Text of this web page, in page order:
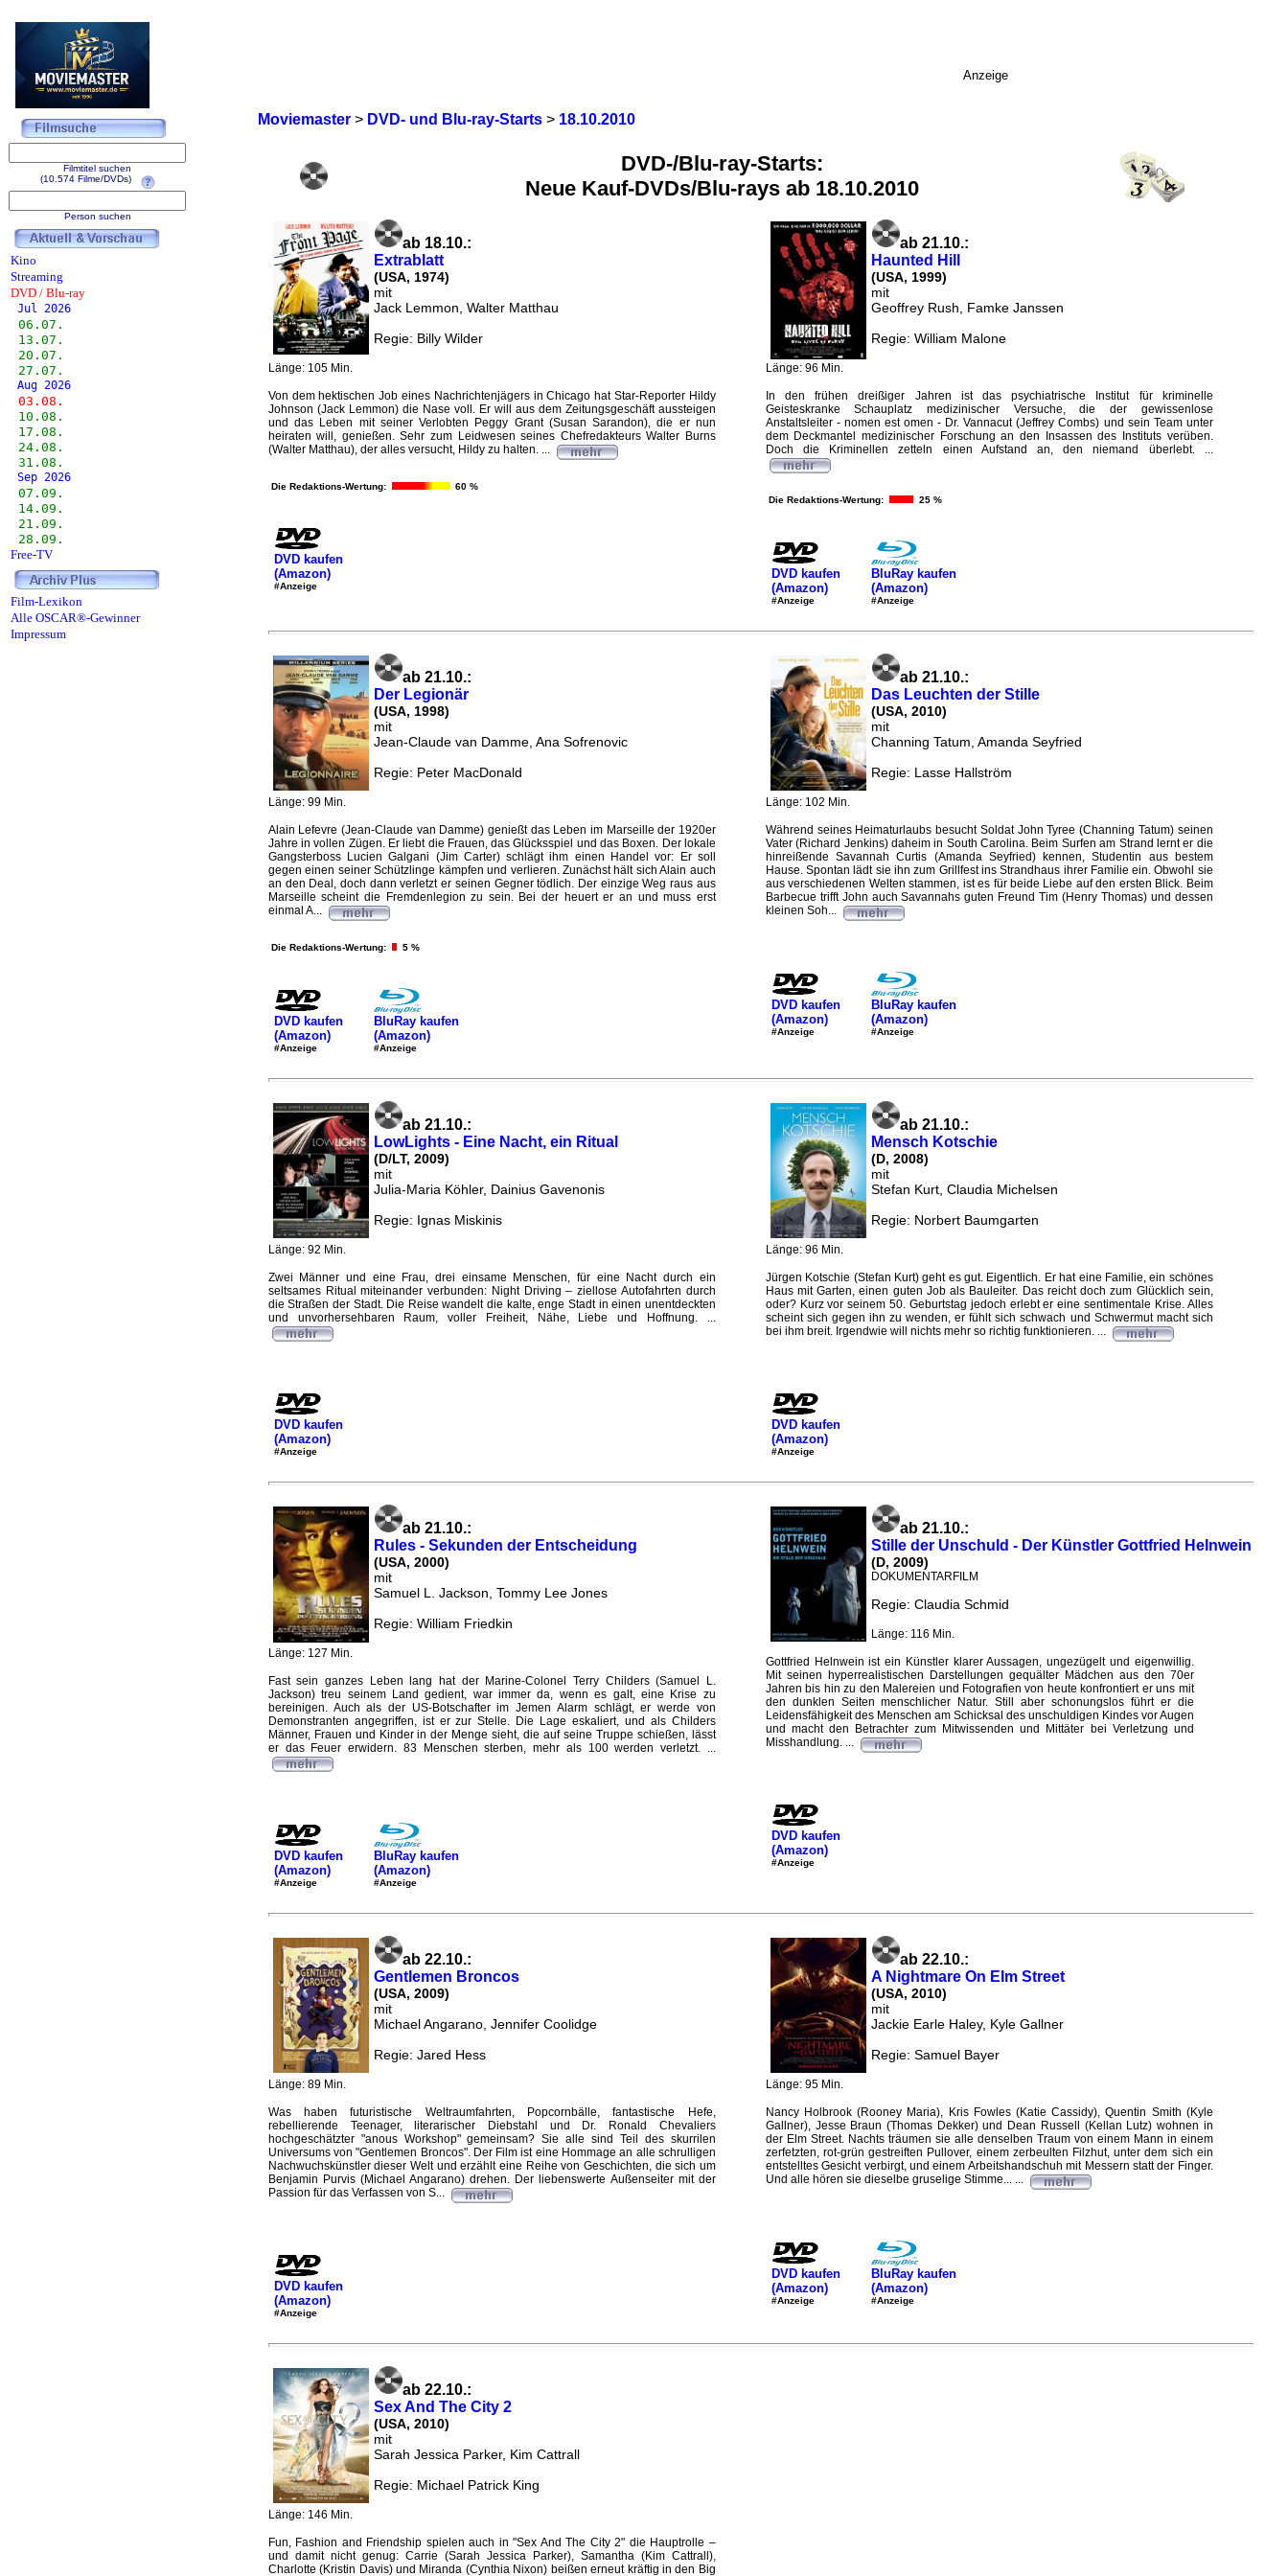
Moviemaster> DVD- und Blu-ray-Starts> 18.10.2010
DVD-/Blu-ray-Starts:
Neue Kauf-DVDs/Blu-rays ab 18.10.2010
ab 18.10.:
Extrablatt
(USA, 1974)
mit
Jack Lemmon, Walter Matthau
Regie: Billy Wilder
Länge: 105 Min.
Von dem hektischen Job eines Nachrichtenjägers in Chicago hat Star-Reporter Hildy
Johnson (Jack Lemmon) die Nase voll. Er will aus dem Zeitungsgeschäft aussteigen
und das Leben mit seiner Verlobten Peggy Grant (Susan Sarandon), die er nun
heiraten will, genießen. Sehr zum Leidwesen seines Chefredakteurs Walter Burns
(Walter Matthau), der alles versucht, Hildy zu halten. ...
Die Redaktions-Wertung: 60 %
DVD kaufen
(Amazon)
#Anzeige
ab 21.10.:
Haunted Hill
(USA, 1999)
mit
Geoffrey Rush, Famke Janssen
Regie: William Malone
Länge: 96 Min.
In den frühen dreißiger Jahren ist das psychiatrische Institut für kriminelle
Geisteskranke Schauplatz medizinischer Versuche, die der gewissenlose
Anstaltsleiter - nomen est omen - Dr. Vannacut (Jeffrey Combs) und sein Team unter
dem Deckmantel medizinischer Forschung an den Insassen des Instituts verüben.
Doch die Kriminellen zetteln einen Aufstand an, den niemand überlebt. ...
Die Redaktions-Wertung: 25 %
DVD kaufen
(Amazon)
#Anzeige
BluRay kaufen
(Amazon)
#Anzeige
ab 21.10.:
Der Legionär
(USA, 1998)
mit
Jean-Claude van Damme, Ana Sofrenovic
Regie: Peter MacDonald
Länge: 99 Min.
Alain Lefevre (Jean-Claude van Damme) genießt das Leben im Marseille der 1920er
Jahre in vollen Zügen. Er liebt die Frauen, das Glücksspiel und das Boxen. Der lokale
Gangsterboss Lucien Galgani (Jim Carter) schlägt ihm einen Handel vor: Er soll
gegen einen seiner Schützlinge kämpfen und verlieren. Zunächst hält sich Alain auch
an den Deal, doch dann verletzt er seinen Gegner tödlich. Der einzige Weg raus aus
Marseille scheint die Fremdenlegion zu sein. Bei der heuert er an und muss erst
einmal A...
Die Redaktions-Wertung: 5 %
DVD kaufen
(Amazon)
#Anzeige
BluRay kaufen
(Amazon)
#Anzeige
ab 21.10.:
Das Leuchten der Stille
(USA, 2010)
mit
Channing Tatum, Amanda Seyfried
Regie: Lasse Hallström
Länge: 102 Min.
Während seines Heimaturlaubs besucht Soldat John Tyree (Channing Tatum) seinen
Vater (Richard Jenkins) daheim in South Carolina. Beim Surfen am Strand lernt er die
hinreißende Savannah Curtis (Amanda Seyfried) kennen, Studentin aus bestem
Hause. Spontan lädt sie ihn zum Grillfest ins Strandhaus ihrer Familie ein. Obwohl sie
aus verschiedenen Welten stammen, ist es für beide Liebe auf den ersten Blick. Beim
Barbecue trifft John auch Savannahs guten Freund Tim (Henry Thomas) und dessen
kleinen Soh...
DVD kaufen
(Amazon)
#Anzeige
BluRay kaufen
(Amazon)
#Anzeige
ab 21.10.:
LowLights - Eine Nacht, ein Ritual
(D/LT, 2009)
mit
Julia-Maria Köhler, Dainius Gavenonis
Regie: Ignas Miskinis
Länge: 92 Min.
Zwei Männer und eine Frau, drei einsame Menschen, für eine Nacht durch ein
seltsames Ritual miteinander verbunden: Night Driving – ziellose Autofahrten durch
die Straßen der Stadt. Die Reise wandelt die kalte, enge Stadt in einen unentdeckten
und unvorhersehbaren Raum, voller Freiheit, Nähe, Liebe und Hoffnung. ...
DVD kaufen
(Amazon)
#Anzeige
ab 21.10.:
Mensch Kotschie
(D, 2008)
mit
Stefan Kurt, Claudia Michelsen
Regie: Norbert Baumgarten
Länge: 96 Min.
Jürgen Kotschie (Stefan Kurt) geht es gut. Eigentlich. Er hat eine Familie, ein schönes
Haus mit Garten, einen guten Job als Bauleiter. Das reicht doch zum Glücklich sein,
oder? Kurz vor seinem 50. Geburtstag jedoch erlebt er eine sentimentale Krise. Alles
scheint sich gegen ihn zu wenden, er fühlt sich schwach und Schwermut macht sich
bei ihm breit. Irgendwie will nichts mehr so richtig funktionieren. ...
DVD kaufen
(Amazon)
#Anzeige
ab 21.10.:
Rules - Sekunden der Entscheidung
(USA, 2000)
mit
Samuel L. Jackson, Tommy Lee Jones
Regie: William Friedkin
Länge: 127 Min.
Fast sein ganzes Leben lang hat der Marine-Colonel Terry Childers (Samuel L.
Jackson) treu seinem Land gedient, war immer da, wenn es galt, eine Krise zu
bereinigen. Auch als der US-Botschafter im Jemen Alarm schlägt, er werde von
Demonstranten angegriffen, ist er zur Stelle. Die Lage eskaliert, und als Childers
Männer, Frauen und Kinder in der Menge sieht, die auf seine Truppe schießen, lässt
er das Feuer erwidern. 83 Menschen sterben, mehr als 100 werden verletzt. ...
DVD kaufen
(Amazon)
#Anzeige
BluRay kaufen
(Amazon)
#Anzeige
ab 21.10.:
Stille der Unschuld - Der Künstler Gottfried Helnwein
(D, 2009)
DOKUMENTARFILM
Regie: Claudia Schmid
Länge: 116 Min.
Gottfried Helnwein ist ein Künstler klarer Aussagen, ungezügelt und eigenwillig.
Mit seinen hyperrealistischen Darstellungen gequälter Mädchen aus den 70er
Jahren bis hin zu den Malereien und Fotografien von heute konfrontiert er uns mit
den dunklen Seiten menschlicher Natur. Still aber schonungslos führt er die
Leidensfähigkeit des Menschen am Schicksal des unschuldigen Kindes vor Augen
und macht den Betrachter zum Mitwissenden und Mittäter bei Verletzung und
Misshandlung. ...
DVD kaufen
(Amazon)
#Anzeige
ab 22.10.:
Gentlemen Broncos
(USA, 2009)
mit
Michael Angarano, Jennifer Coolidge
Regie: Jared Hess
Länge: 89 Min.
Was haben futuristische Weltraumfahrten, Popcornbälle, fantastische Hefe,
rebellierende Teenager, literarischer Diebstahl und Dr. Ronald Chevaliers
hochgeschätzter "anous Workshop" gemeinsam? Sie alle sind Teil des skurrilen
Universums von "Gentlemen Broncos". Der Film ist eine Hommage an alle schrulligen
Nachwuchskünstler dieser Welt und erzählt eine Reihe von Geschichten, die sich um
Benjamin Purvis (Michael Angarano) drehen. Der liebenswerte Außenseiter mit der
Passion für das Verfassen von S...
DVD kaufen
(Amazon)
#Anzeige
ab 22.10.:
A Nightmare On Elm Street
(USA, 2010)
mit
Jackie Earle Haley, Kyle Gallner
Regie: Samuel Bayer
Länge: 95 Min.
Nancy Holbrook (Rooney Maria), Kris Fowles (Katie Cassidy), Quentin Smith (Kyle
Gallner), Jesse Braun (Thomas Dekker) und Dean Russell (Kellan Lutz) wohnen in
der Elm Street. Nachts träumen sie alle denselben Traum von einem Mann in einem
zerfetzten, rot-grün gestreiften Pullover, einem zerbeulten Filzhut, unter dem sich ein
entstelltes Gesicht verbirgt, und einem Arbeitshandschuh mit Messern statt der Finger.
Und alle hören sie dieselbe gruselige Stimme... ...
DVD kaufen
(Amazon)
#Anzeige
BluRay kaufen
(Amazon)
#Anzeige
ab 22.10.:
Sex And The City 2
(USA, 2010)
mit
Sarah Jessica Parker, Kim Cattrall
Regie: Michael Patrick King
Länge: 146 Min.
Fun, Fashion and Friendship spielen auch in "Sex And The City 2" die Hauptrolle –
und damit nicht genug: Carrie (Sarah Jessica Parker), Samantha (Kim Cattrall),
Charlotte (Kristin Davis) und Miranda (Cynthia Nixon) beißen erneut kräftig in den Big
Anzeige
Filmtitel suchen
(10.574 Filme/DVDs)
Person suchen
Kino
Streaming
DVD / Blu-ray
Jul 2026
06.07.
13.07.
20.07.
27.07.
Aug 2026
03.08.
10.08.
17.08.
24.08.
31.08.
Sep 2026
07.09.
14.09.
21.09.
28.09.
Free-TV
Film-Lexikon
Alle OSCAR®-Gewinner
Impressum